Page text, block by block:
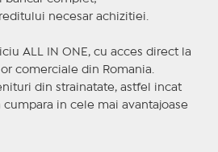
necesar achizitiei.
ALL IN ONE, cu acces direct la
comerciale din Romania.
din strainatate, astfel incat
in cele mai avantajoase